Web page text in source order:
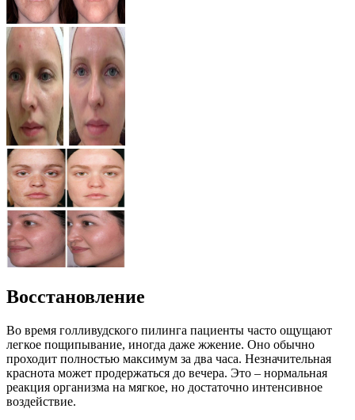
Восстановление
Во время голливудского пилинга пациенты часто ощущают
легкое пощипывание, иногда даже жжение. Оно обычно
проходит полностью максимум за два часа. Незначительная
краснота может продержаться до вечера. Это – нормальная
реакция организма на мягкое, но достаточно интенсивное
воздействие.